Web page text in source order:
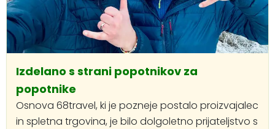
Izdelano s strani popotnikov za
popotnike
Osnova 68travel, ki je pozneje postalo proizvajalec
in spletna trgovina, je bilo dolgoletno prijateljstvo s